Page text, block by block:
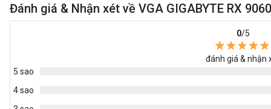
Đánh giá & Nhận xét về VGA GIGABYTE RX
0/5
đánh giá & nhận
5 sao
4 sao